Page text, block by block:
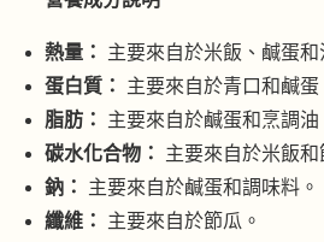
熱量：
主要來自於米飯、鹹蛋和
蛋白質：
主要來自於青口和鹹蛋
脂肪：
主要來自於鹹蛋和烹調油
碳水化合物：
主要來自於米飯和
鈉：
主要來自於鹹蛋和調味料。
纖維：
主要來自於節瓜。